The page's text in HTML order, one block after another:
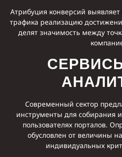
Атрибуция конверсий
трафика реализацию
делят значимость между
Современный сектор
инструменты для собирания
пользователях порталов.
обусловлен от величины
индивидуальных